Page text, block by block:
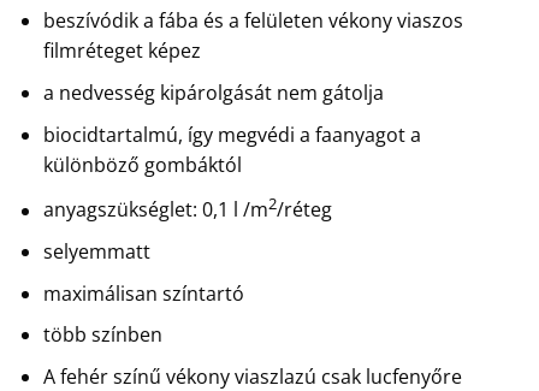
beszívódik a fába és a felületen vékony viaszos
filmréteget képez
a nedvesség kipárolgását nem gátolja
biocidtartalmú, így megvédi a faanyagot a
különböző gombáktól
anyagszükséglet: 0,1 l /m2/réteg
selyemmatt
maximálisan színtartó
több színben
A fehér színű vékony viaszlazú csak lucfenyőre